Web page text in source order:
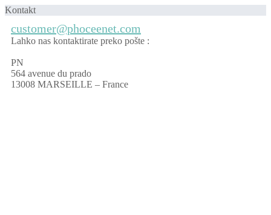
Kontakt
customer@phoceenet.com
Lahko nas kontaktirate preko pošte :
PN
564 avenue du prado
13008 MARSEILLE – France